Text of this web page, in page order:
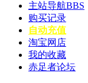
主站导航BBS
购买记录
自动充值
淘宝网店
我的收藏
赤足者论坛